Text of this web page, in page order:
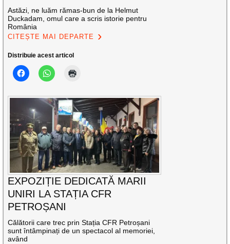
Astăzi, ne luăm rămas-bun de la Helmut
Duckadam, omul care a scris istorie pentru
România
CITEȘTE MAI DEPARTE
Distribuie acest articol
EXPOZIȚIE DEDICATĂ MARII
UNIRI LA STAȚIA CFR
PETROȘANI
Călătorii care trec prin Stația CFR Petroșani
sunt întâmpinați de un spectacol al memoriei,
având